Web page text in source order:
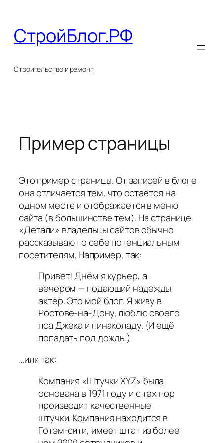
содержимому
СтройБлог.РФ
Строительство и ремонт
Пример страницы
Это пример страницы. От записей в блоге
она отличается тем, что остаётся на
одном месте и отображается в меню
сайта (в большинстве тем). На странице
«Детали» владельцы сайтов обычно
рассказывают о себе потенциальным
посетителям. Например, так:
Привет! Днём я курьер, а
вечером — подающий надежды
актёр. Это мой блог. Я живу в
Ростове-на-Дону, люблю своего
пса Джека и пинаколаду. (И ещё
попадать под дождь.)
…или так:
Компания «Штучки XYZ» была
основана в 1971 году и с тех пор
производит качественные
штучки. Компания находится в
Готэм-сити, имеет штат из более